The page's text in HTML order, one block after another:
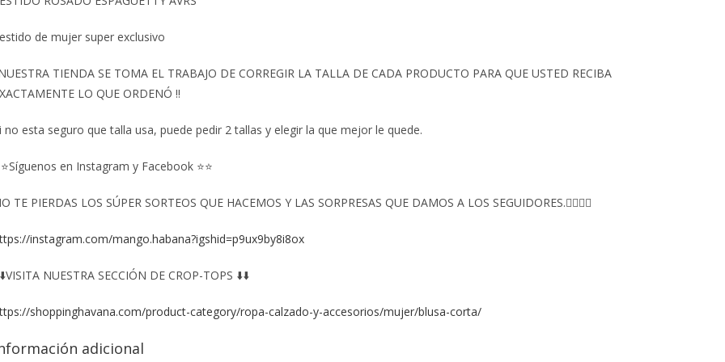
de mujer super exclusivo
TIENDA SE TOMA EL TRABAJO DE CORREGIR LA TALLA DE CADA PRODUCTO PARA QUE USTED RECIBA
LO QUE ORDENÓ ‼️
no esta seguro que talla usa, puede pedir 2 tallas y elegir la que mejor le quede.
en Instagram y Facebook ⭐⭐
TE PIERDAS LOS SÚPER SORTEOS QUE HACEMOS Y LAS SORPRESAS QUE DAMOS A LOS SEGUIDORES.👇🏻👇🏻
instagram.com/mango.habana?igshid=p9ux9by8i8ox
NUESTRA SECCIÓN DE CROP-TOPS ⬇️⬇️
shoppinghavana.com/product-category/ropa-calzado-y-accesorios/mujer/blusa-corta/
adicional